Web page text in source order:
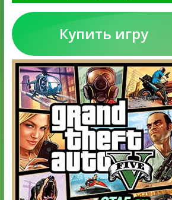
Купить игру